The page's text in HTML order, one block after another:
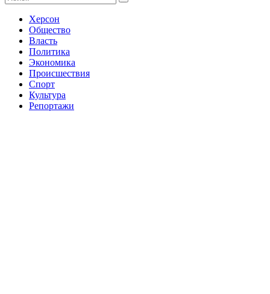
Херсон
Общество
Власть
Политика
Экономика
Происшествия
Спорт
Культура
Репортажи